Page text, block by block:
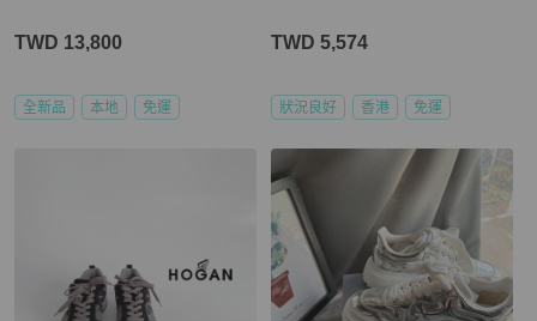
TWD 13,800
全新品 本地 免運
TWD 5,574
狀況良好 香港 免運